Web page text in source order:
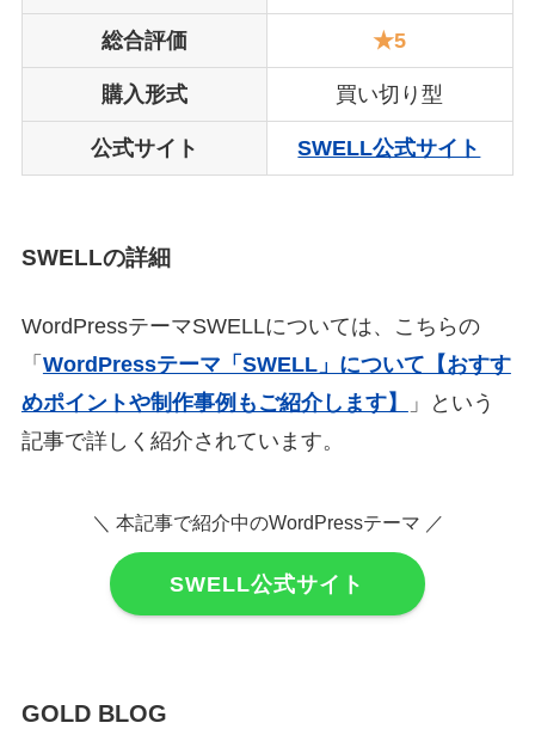
総合評価 ★5
購入形式 買い切り型
公式サイト SWELL公式サイト
SWELLの詳細
WordPressテーマSWELLについては、こちらの
「 WordPressテーマ「SWELL」について【おすす
めポイントや制作事例もご紹介します】
」という
記事で詳しく紹介されています。
＼ 本記事で紹介中のWordPressテーマ ／
SWELL公式サイト
GOLD BLOG